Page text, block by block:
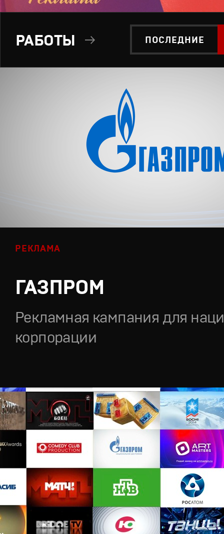
ПОСЛЕДНИЕ
РАБОТЫ
РЕКЛАМА
ГАЗПРОМ
Рекламная кампания для
корпорации